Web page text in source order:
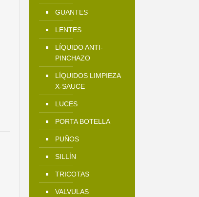
GUANTES
LENTES
LÍQUIDO ANTI-
PINCHAZO
LÍQUIDOS LIMPIEZA
X-SAUCE
LUCES
PORTA BOTELLA
PUÑOS
SILLÍN
TRICOTAS
VALVULAS